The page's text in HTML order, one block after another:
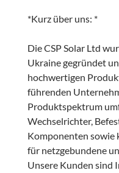
*Kurz über uns: *
Die CSP Solar Ltd
Ukraine gegründet
hochwertigen
führenden
Produktspektrum
Wechselrichter,
Komponenten sowie
für netzgebundene
Unsere Kunden sind